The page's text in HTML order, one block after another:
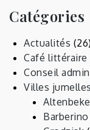
Catégories
Actualités (26)
Café littéraire
Conseil
Villes jumelles
Barberino